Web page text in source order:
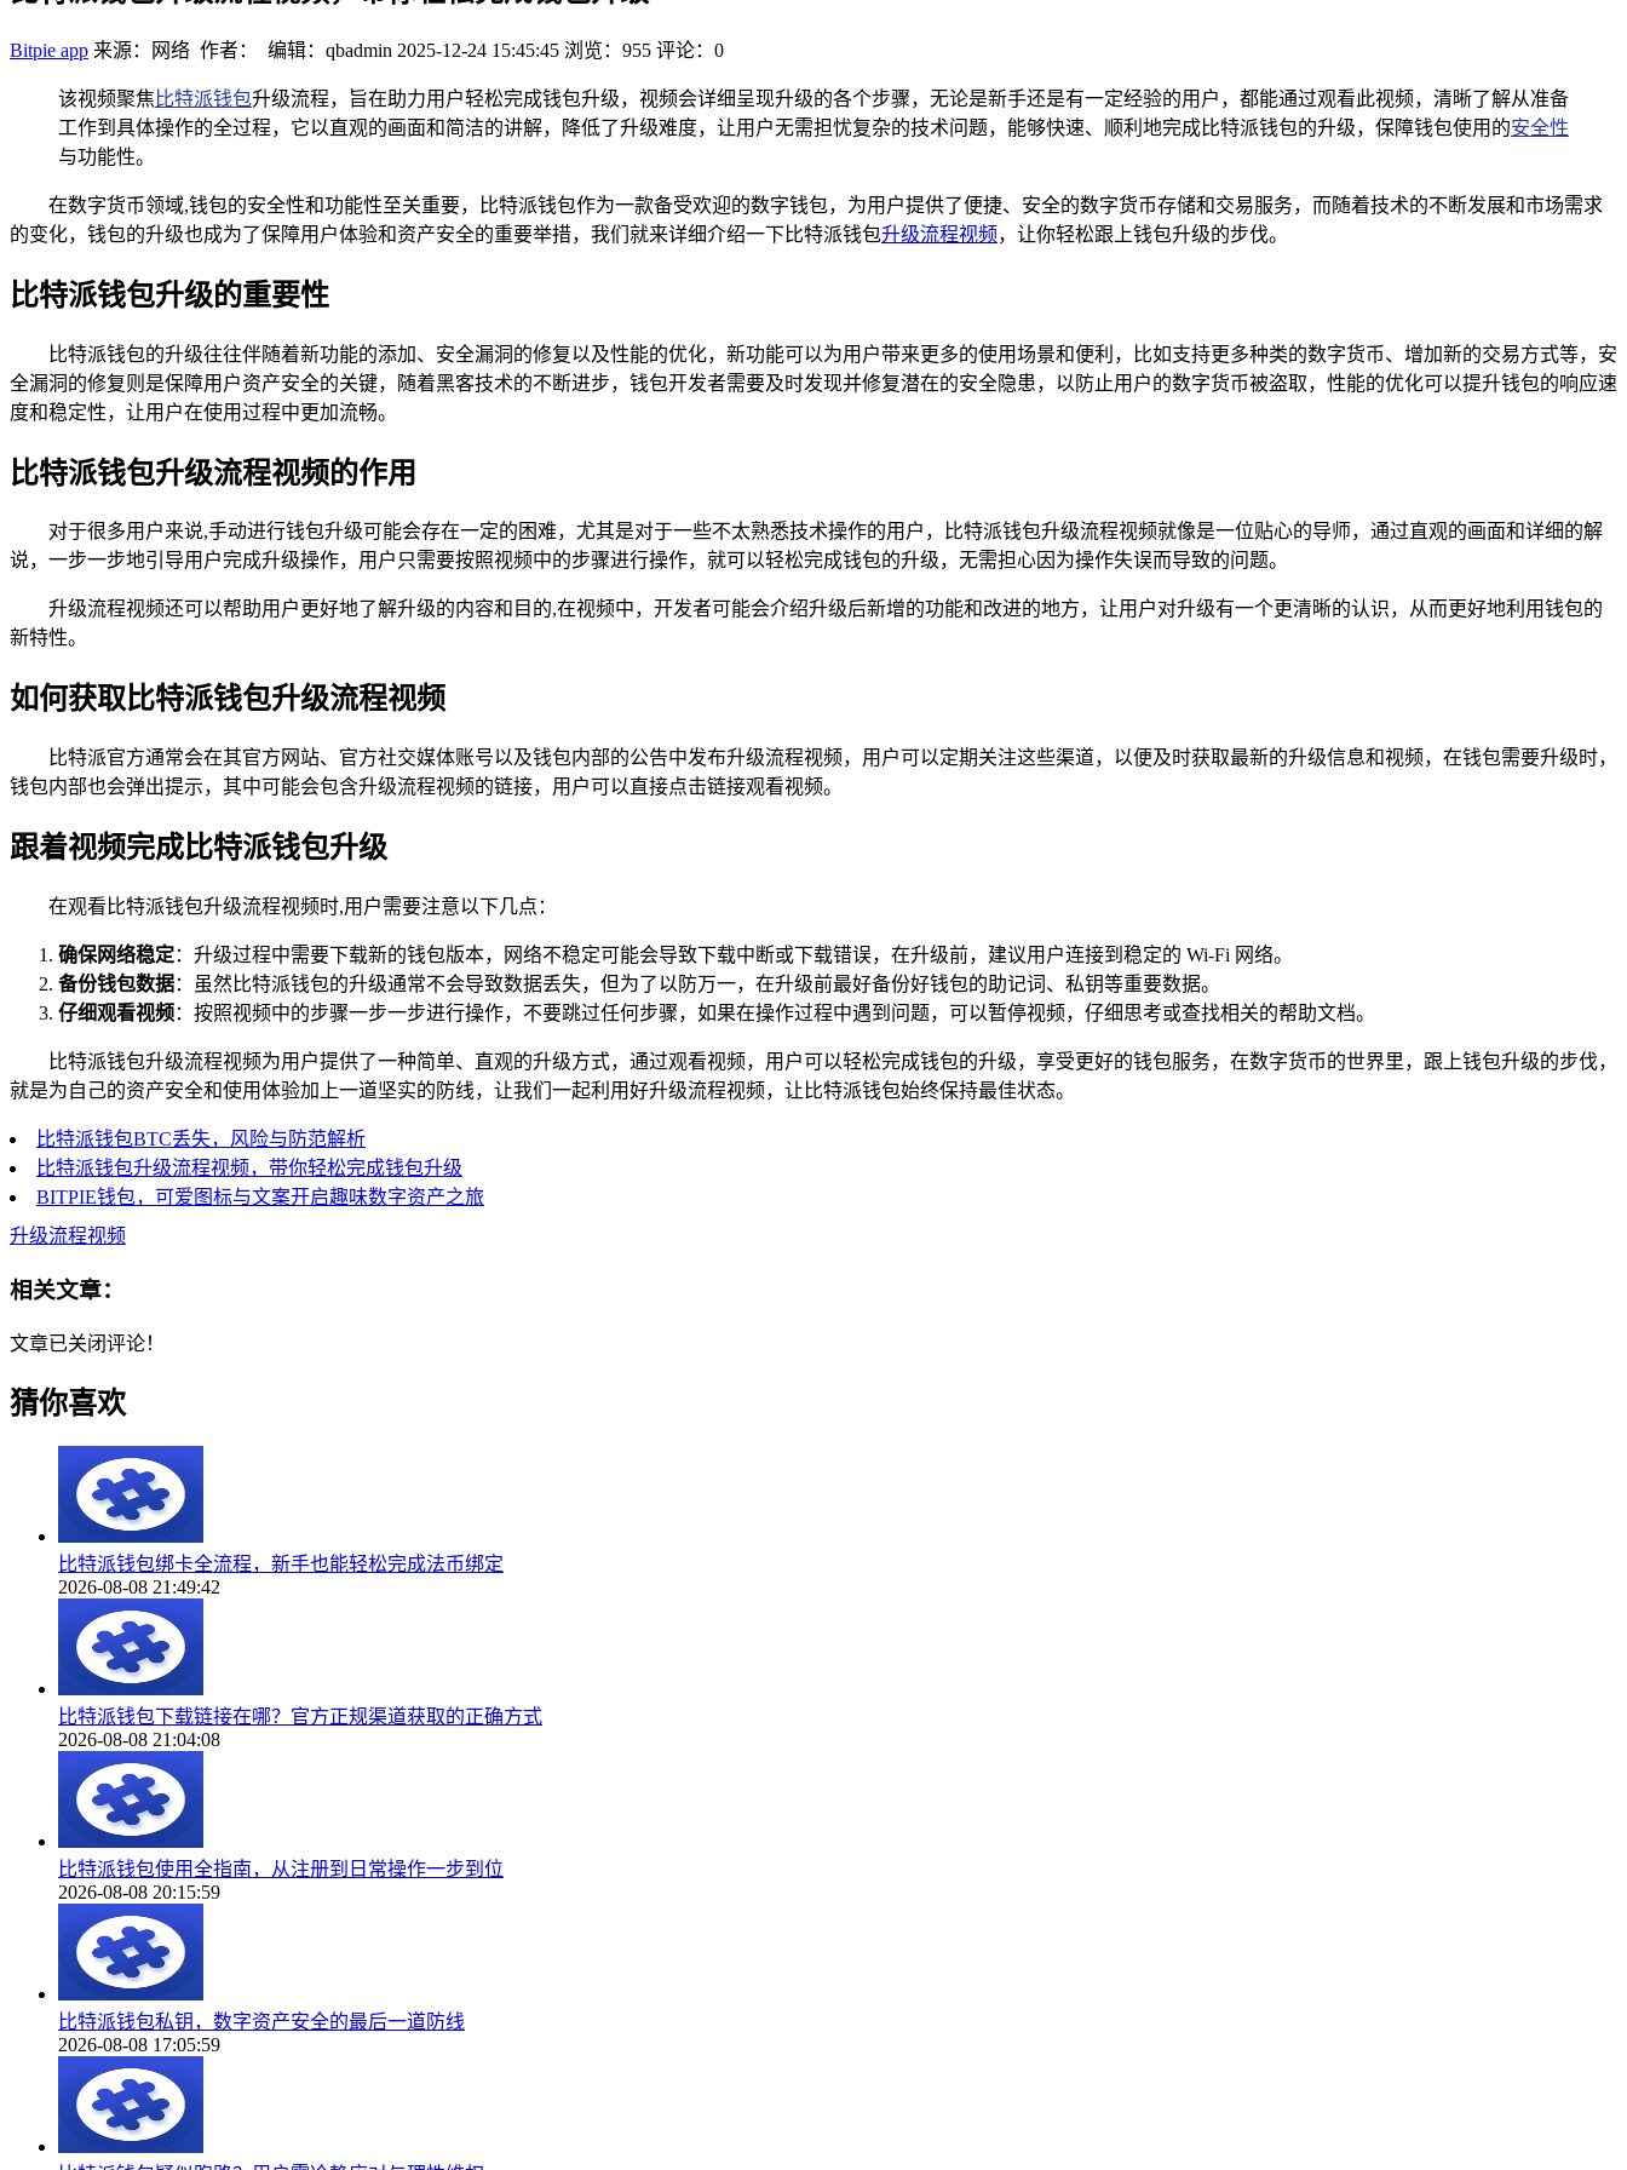
Bitpie app 来源：网络 作者： 编辑：qbadmin 2025-12-24 15:45:45 浏览：955 评论：0
该视频聚焦 比特派钱包升级流程，旨在助力用户轻松完成钱包升级，视频会详细呈现升级的各个步骤，无论是新手还是有一定经验的用户，都能通过观看此视频，清晰了解从准备
工作到具体操作的全过程，它以直观的画面和简洁的讲解，降低了升级难度，让用户无需担忧复杂的技术问题，能够快速、顺利地完成比特派钱包的升级，保障钱包使用的安全性
与功能性。
在数字货币领域,钱包的安全性和功能性至关重要，比特派钱包作为一款备受欢迎的数字钱包，为用户提供了便捷、安全的数字货币存储和交易服务，而随着技术的不断发展和市场需求
的变化，钱包的升级也成为了保障用户体验和资产安全的重要举措，我们就来详细介绍一下比特派钱包升级流程视频，让你轻松跟上钱包升级的步伐。
比特派钱包升级的重要性
比特派钱包的升级往往伴随着新功能的添加、安全漏洞的修复以及性能的优化，新功能可以为用户带来更多的使用场景和便利，比如支持更多种类的数字货币、增加新的交易方式等，安
全漏洞的修复则是保障用户资产安全的关键，随着黑客技术的不断进步，钱包开发者需要及时发现并修复潜在的安全隐患，以防止用户的数字货币被盗取，性能的优化可以提升钱包的响应速
度和稳定性，让用户在使用过程中更加流畅。
比特派钱包升级流程视频的作用
对于很多用户来说,手动进行钱包升级可能会存在一定的困难，尤其是对于一些不太熟悉技术操作的用户，比特派钱包升级流程视频就像是一位贴心的导师，通过直观的画面和详细的解
说，一步一步地引导用户完成升级操作，用户只需要按照视频中的步骤进行操作，就可以轻松完成钱包的升级，无需担心因为操作失误而导致的问题。
升级流程视频还可以帮助用户更好地了解升级的内容和目的,在视频中，开发者可能会介绍升级后新增的功能和改进的地方，让用户对升级有一个更清晰的认识，从而更好地利用钱包的
新特性。
如何获取比特派钱包升级流程视频
比特派官方通常会在其官方网站、官方社交媒体账号以及钱包内部的公告中发布升级流程视频，用户可以定期关注这些渠道，以便及时获取最新的升级信息和视频，在钱包需要升级时，
钱包内部也会弹出提示，其中可能会包含升级流程视频的链接，用户可以直接点击链接观看视频。
跟着视频完成比特派钱包升级
在观看比特派钱包升级流程视频时,用户需要注意以下几点：
确保网络稳定：升级过程中需要下载新的钱包版本，网络不稳定可能会导致下载中断或下载错误，在升级前，建议用户连接到稳定的 Wi-Fi 网络。
备份钱包数据：虽然比特派钱包的升级通常不会导致数据丢失，但为了以防万一，在升级前最好备份好钱包的助记词、私钥等重要数据。
仔细观看视频：按照视频中的步骤一步一步进行操作，不要跳过任何步骤，如果在操作过程中遇到问题，可以暂停视频，仔细思考或查找相关的帮助文档。
比特派钱包升级流程视频为用户提供了一种简单、直观的升级方式，通过观看视频，用户可以轻松完成钱包的升级，享受更好的钱包服务，在数字货币的世界里，跟上钱包升级的步伐，
就是为自己的资产安全和使用体验加上一道坚实的防线，让我们一起利用好升级流程视频，让比特派钱包始终保持最佳状态。
比特派钱包BTC丢失，风险与防范解析
比特派钱包升级流程视频，带你轻松完成钱包升级
BITPIE钱包，可爱图标与文案开启趣味数字资产之旅
升级流程视频
相关文章：
文章已关闭评论！
猜你喜欢
比特派钱包绑卡全流程，新手也能轻松完成法币绑定
2026-08-08 21:49:42
比特派钱包下载链接在哪？官方正规渠道获取的正确方式
2026-08-08 21:04:08
比特派钱包使用全指南，从注册到日常操作一步到位
2026-08-08 20:15:59
比特派钱包私钥，数字资产安全的最后一道防线
2026-08-08 17:05:59